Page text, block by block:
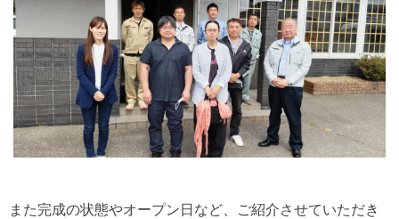
また完成の状態やオープン日など、ご紹介させていただき